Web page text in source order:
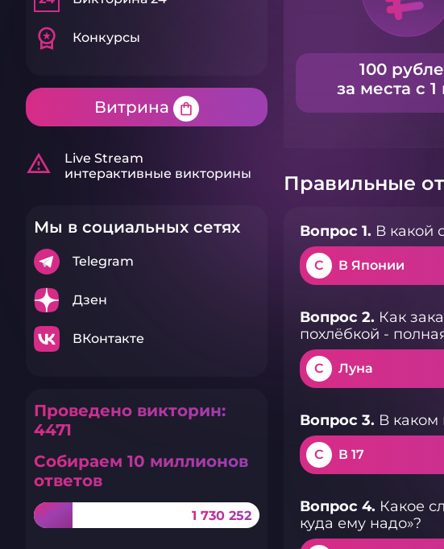
workspace_premium Конкурсы
Витрина shopping_bag
warning_amber
Live Stream
интерактивные викторины
Мы в социальных сетях
Telegram
Дзен
ВКонтакте
Проведено викторин:
4471
Собираем 10 миллионов
ответов
1 730 252
100
за места с 1
Правильные
Вопрос 1. В какой
C В Японии
Вопрос 2. Как
похлёбкой -
C Луна
Вопрос 3. В каком
C В 17
Вопрос 4. Какое
куда ему надо»?